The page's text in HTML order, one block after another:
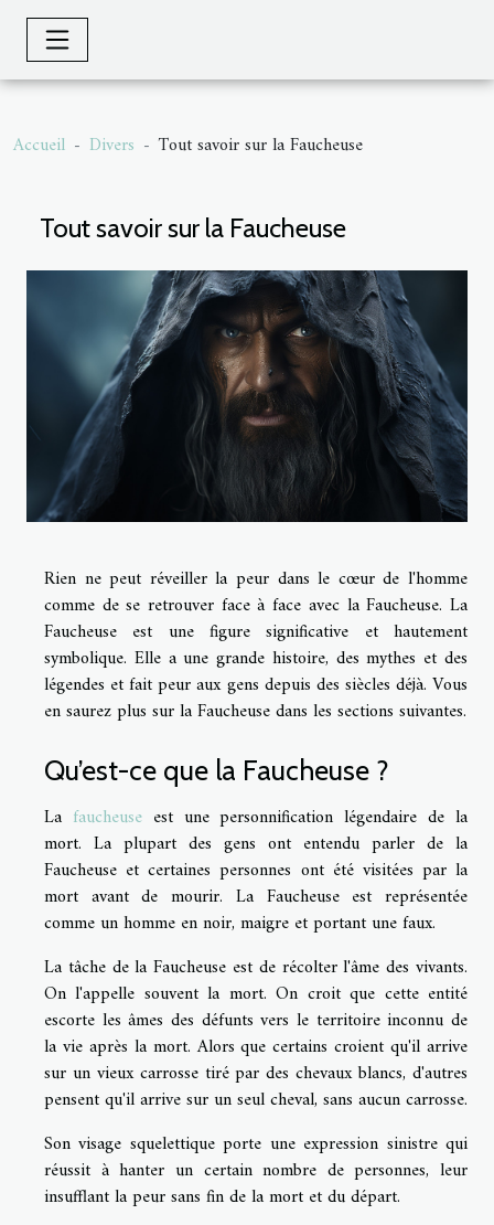
Accueil Divers Tout savoir sur la Faucheuse
Tout savoir sur la Faucheuse
Rien ne peut réveiller la peur dans le cœur de l'homme
comme de se retrouver face à face avec la Faucheuse. La
Faucheuse est une figure significative et hautement
symbolique. Elle a une grande histoire, des mythes et des
légendes et fait peur aux gens depuis des siècles déjà. Vous
en saurez plus sur la Faucheuse dans les sections suivantes.
Qu’est-ce que la Faucheuse ?
La faucheuseest une personnification légendaire de la
mort. La plupart des gens ont entendu parler de la
Faucheuse et certaines personnes ont été visitées par la
mort avant de mourir. La Faucheuse est représentée
comme un homme en noir, maigre et portant une faux.
La tâche de la Faucheuse est de récolter l'âme des vivants.
On l'appelle souvent la mort. On croit que cette entité
escorte les âmes des défunts vers le territoire inconnu de
la vie après la mort. Alors que certains croient qu'il arrive
sur un vieux carrosse tiré par des chevaux blancs, d'autres
pensent qu'il arrive sur un seul cheval, sans aucun carrosse.
Son visage squelettique porte une expression sinistre qui
réussit à hanter un certain nombre de personnes, leur
insufflant la peur sans fin de la mort et du départ.